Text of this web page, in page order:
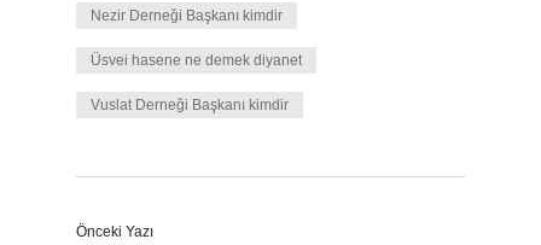
Nezir Derneği Başkanı kimdir
Üsvei hasene ne demek diyanet
Vuslat Derneği Başkanı kimdir
Önceki Yazı